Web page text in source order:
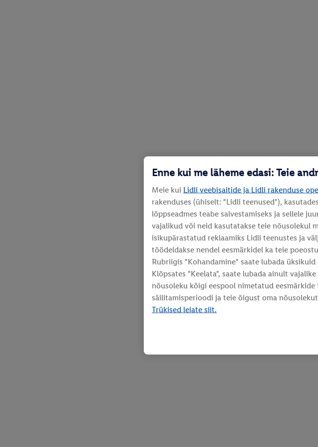
Enne kui me läheme edasi: Teie
Meie kui Lidli veebisaitide ja Lidli rakenduse
rakenduses (ühiselt: "Lidli teenused"),
lõppseadmes teabe salvestamiseks ja sellele
vajalikud või neid kasutatakse teie nõusolekul
isikupärastatud reklaamiks Lidli teenustes ja
töödeldakse nendel eesmärkidel ka teie
Rubriigis "Kohandamine" saate lubada
Klõpsates "Keelata", saate lubada ainult
nõusoleku kõigi eespool nimetatud
säilitamisperioodi ja teie õigust oma
Trükised leiate siit.